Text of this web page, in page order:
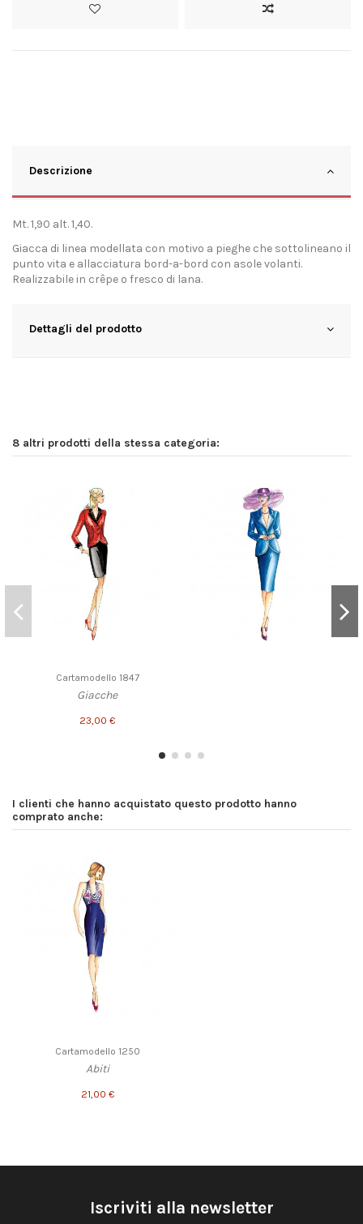
Descrizione
Mt. 1,90 alt. 1,40.
Giacca di linea modellata con motivo a pieghe che sottolineano il
punto vita e allacciatura bord-a-bord con asole volanti.
Realizzabile in crêpe o fresco di lana.
Dettagli del prodotto
8 altri prodotti della stessa categoria:
Cartamodello 1847
Giacche
23,00 €
I clienti che hanno acquistato questo prodotto hanno
comprato anche:
Cartamodello 1250
Abiti
21,00 €
Iscriviti alla newsletter